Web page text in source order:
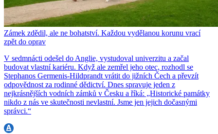
Zámek zdědil, ale ne bohatství. Každou vydělanou korunu vrací
zpět do oprav
V sedmnácti odešel do Anglie, vystudoval univerzitu a začal
budovat vlastní kariéru. Když ale zemřel jeho otec, rozhodl se
Stephanos Germenis-Hildprandt vrátit do jižních Čech a převzít
odpovědnost za rodinné dědictví. Dnes spravuje jeden z
nejkrásnějších vodních zámků v Česku a říká: „Historické památky
nikdo z nás ve skutečnosti nevlastní. Jsme jen jejich dočasnými
správci.“